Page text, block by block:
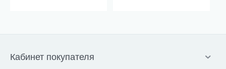
Кабинет покупателя